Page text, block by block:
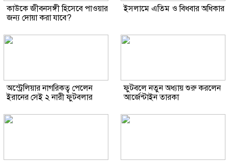
কাউকে জীবনসঙ্গী হিসেবে পাওয়ার
জন্য দোয়া করা যাবে?
ইসলামে এতিম ও বিধবার অধিকার
অস্ট্রেলিয়ার নাগরিকত্ব পেলেন
ইরানের সেই ২ নারী ফুটবলার
ফুটবলে নতুন অধ্যায় শুরু করলেন
আর্জেন্টাইন তারকা